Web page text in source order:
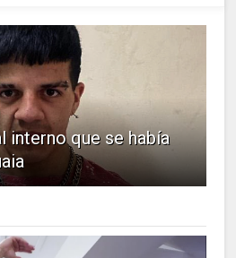
interno que se había